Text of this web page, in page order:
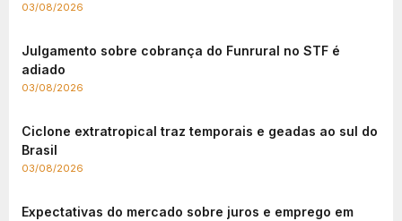
03/08/2026
Julgamento sobre cobrança do Funrural no STF é
adiado
03/08/2026
Ciclone extratropical traz temporais e geadas ao sul do
Brasil
03/08/2026
Expectativas do mercado sobre juros e emprego em